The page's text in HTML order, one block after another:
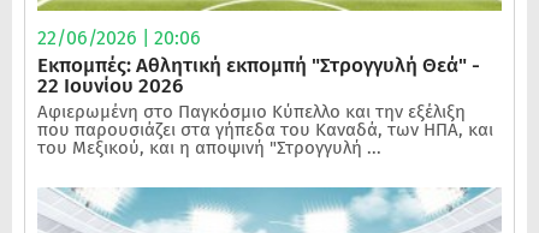
22/06/2026 | 20:06
Εκπομπές: Αθλητική εκπομπή "Στρογγυλή Θεά" -
22 Ιουνίου 2026
Αφιερωμένη στο Παγκόσμιο Κύπελλο και την εξέλιξη
που παρουσιάζει στα γήπεδα του Καναδά, των ΗΠΑ, και
του Μεξικού, και η αποψινή "Στρογγυλή ...